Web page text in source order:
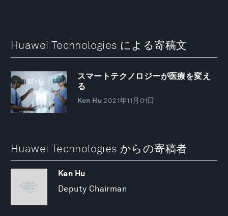
Huawei Technologies による寄稿文
スマートテクノロジーが医療を変え
る
Ken Hu 2021年11月01日
Huawei Technologies からの寄稿者
Ken Hu
Deputy Chairman